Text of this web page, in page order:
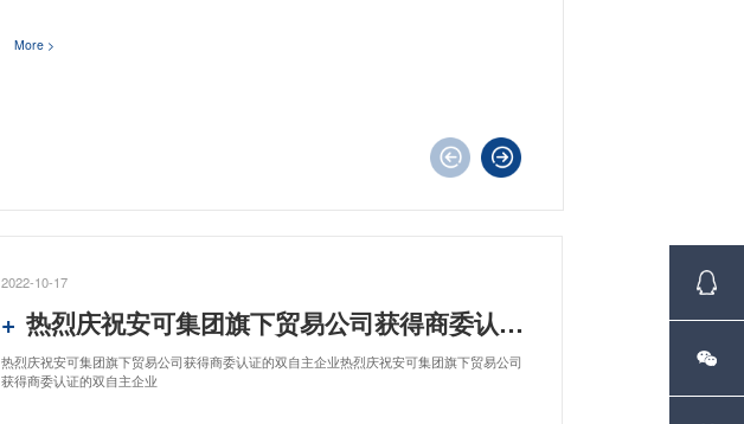
More >
2022-10-17
热烈庆祝安可集团旗下贸易公司获得商委认证的双自主企业
热烈庆祝安可集团旗下贸易公司获得商委认证的双自主企业热烈庆祝安可集团旗下贸易公司
获得商委认证的双自主企业